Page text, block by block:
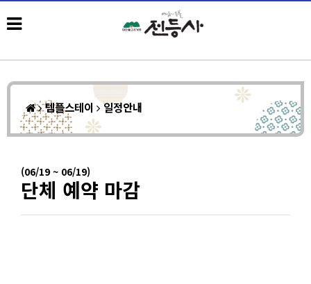
템플스테이 일정안내
(06/19 ~ 06/19)
단체 예약 마감